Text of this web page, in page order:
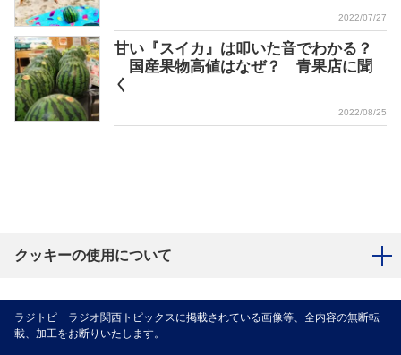
2022/07/27
甘い『スイカ』は叩いた音でわかる？
国産果物高値はなぜ？ 青果店に聞
く
2022/08/25
クッキーの使用について
ラジトピ ラジオ関西トピックスに掲載されている画像等、全内容の無断転
載、加工をお断りいたします。